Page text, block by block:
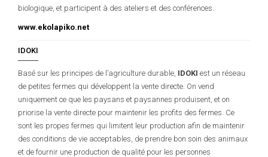
biologique, et participent à des ateliers et des conférences.
www.ekolapiko.net
IDOKI
Basé sur les principes de l’agriculture durable, IDOKI est un réseau
de petites fermes qui développent la vente directe. On vend
uniquement ce que les paysans et paysannes produisent, et on
priorise la vente directe pour maintenir les profits des fermes. Ce
sont les propes fermes qui limitent leur production afin de maintenir
des conditions de vie acceptables, de prendre bon soin des animaux
et de fournir une production de qualité pour les personnes